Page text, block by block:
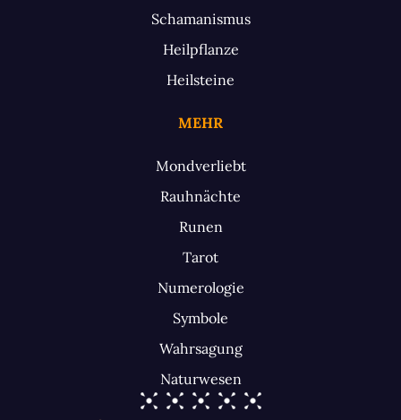
Schamanismus
Heilpflanze
Heilsteine
MEHR
Mondverliebt
Rauhnächte
Runen
Tarot
Numerologie
Symbole
Wahrsagung
Naturwesen